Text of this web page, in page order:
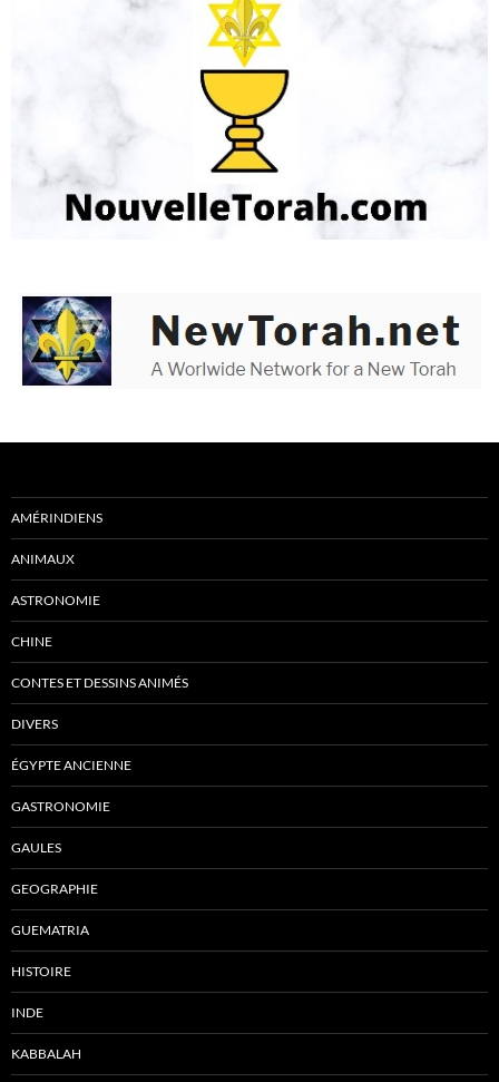
AMÉRINDIENS
ANIMAUX
ASTRONOMIE
CHINE
CONTES ET DESSINS ANIMÉS
DIVERS
ÉGYPTE ANCIENNE
GASTRONOMIE
GAULES
GEOGRAPHIE
GUEMATRIA
HISTOIRE
INDE
KABBALAH